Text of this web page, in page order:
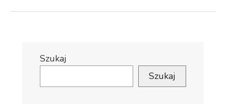
Szukaj
Szukaj